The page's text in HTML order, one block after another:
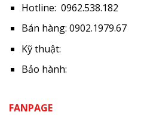
Hotline: 0962.538.182
Bán hàng: 0902.1979.67
Kỹ thuật:
Bảo hành:
FANPAGE